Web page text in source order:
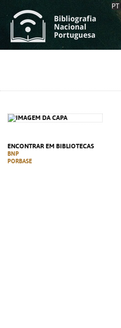
PT
ENCONTRAR EM BIBLIOTECAS
BNP
PORBASE